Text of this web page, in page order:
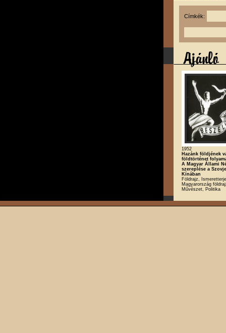
Címkék:
1952
Hazánk földjének
földtörténet
A Magyar Állami
szereplése a
Kínában
Földrajz,
Magyarország
Művészet, Politika